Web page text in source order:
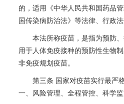
的，适用《中华人民共和国药品
国传染病防治法》等法律、行政法
本法所称疫苗，是指为预防
用于人体免疫接种的预防性生物
非免疫规划疫苗。
第三条 国家对疫苗实行最严
一、风险管理、全程管控、科学监